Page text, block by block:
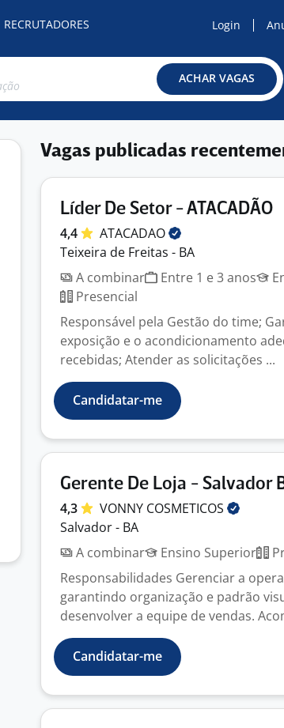
RECRUTADORES Login
ACHAR VAGAS
Vagas publicadas
Líder De Setor - ATACADÃO
4,4
ATACADAO
Teixeira de Freitas - BA
A combinar
Entre 1 e 3 anos
Presencial
Responsável pela Gestão do time;
exposição e o acondicionamento
recebidas; Atender as solicitações ...
Candidatar-me
Gerente De Loja - Salvador
4,3 VONNY COSMETICOS
Salvador - BA
A combinar
Ensino Superior
Responsabilidades Gerenciar a
garantindo organização e padrão
desenvolver a equipe de vendas.
Candidatar-me